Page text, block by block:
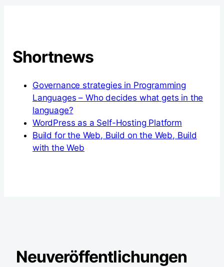
Shortnews
Governance strategies in Programming
Languages – Who decides what gets in the
language?
WordPress as a Self-Hosting Platform
Build for the Web, Build on the Web, Build
with the Web
Neuveröffentlichungen